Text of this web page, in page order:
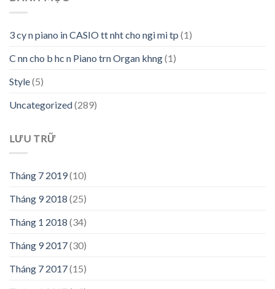
3 cy n piano in CASIO tt nht cho ngi mi tp (1)
C nn cho b hc n Piano trn Organ khng(1)
Style(5)
Uncategorized(289)
LƯU TRỮ
Tháng 7 2019(10)
Tháng 9 2018 (25)
Tháng 1 2018 (34)
Tháng 9 2017(30)
Tháng 7 2017(15)